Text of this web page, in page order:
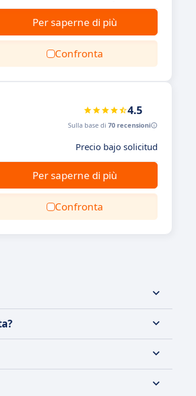
Per saperne di più
Confronta
4.5
Sulla base di 70 recensioni
Precio bajo solicitud
Per saperne di più
Confronta